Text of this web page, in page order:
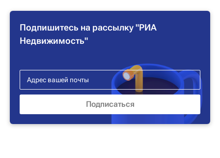
Подпишитесь на рассылку "РИА
Недвижимость"